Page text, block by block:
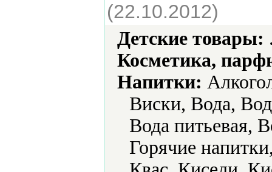
(22.10.2012)
Детские товары:
Косметика,
Напитки:
Виски, Вода,
Вода питьевая,
Горячие